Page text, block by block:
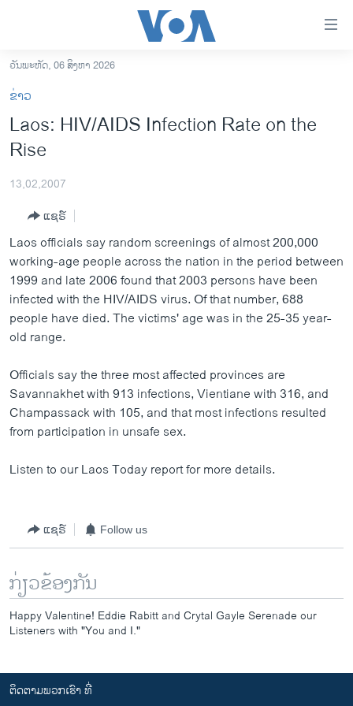
ເຂົ້າ
ຫາ
ຂ້າມ
ຂ້າມ
ຫາ
ອາເມຣິກາ
ຂ່າວ​ຈີນ
ໂລກ
ເອເຊຍ
ອິດສະຫຼະພາບດ້ານການຂ່າວ
ຊີວິດຊາວລາວ
ຊຸມຊົນຊາວລາວ
ວິທະຍາສາດ-ເທັກໂນໂລຈີ
ທຸລະກິດ
ພາສາອັງກິດ
ສຽງ
ລາຍງານ
ຕິດຕາມພວກເຮົາ ທີ່
ພາສາຕ່າງໆ
ວັນພະຫັດ, 06 ສິງຫາ 2026
ຂ່າວ
Laos: HIV/AIDS Infection Rate on the
Rise
13,02,2007
ແຊຣ໌
Laos officials say random screenings of almost 200,000
working-age people across the nation in the period between
1999 and late 2006 found that 2003 persons have been
infected with the HIV/AIDS virus. Of that number, 688
people have died. The victims' age was in the 25-35 year-
old range.
Officials say the three most affected provinces are
Savannakhet with 913 infections, Vientiane with 316, and
Champassack with 105, and that most infections resulted
from participation in unsafe sex.
Listen to our Laos Today report for more details.
ແຊຣ໌ Follow us
ກ່ຽວຂ້ອງກັນ
Happy Valentine! Eddie Rabitt and Crytal Gayle Serenade our
Listeners with "You and I."
ຕິດຕາມພວກເຮົາ ທີ່